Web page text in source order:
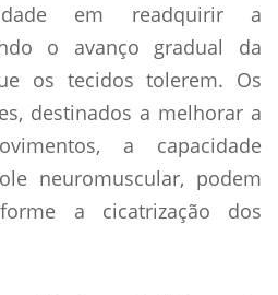
em readquirir a
o avanço gradual da
os tecidos tolerem. Os
destinados a melhorar a
a capacidade
neuromuscular, podem
a cicatrização dos